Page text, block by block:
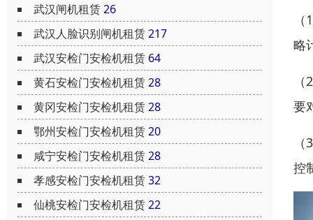
武汉闸机租赁26
武汉人脸识别闸机租赁217
武汉安检门安检机租赁 64
黄石安检门安检机租赁28
黄冈安检门安检机租赁28
鄂州安检门安检机租赁20
咸宁安检门安检机租赁28
孝感安检门安检机租赁32
仙桃安检门安检机租赁22
略
要
控